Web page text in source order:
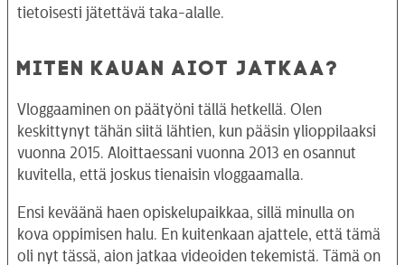
tietoisesti jätettävä taka-alalle.
MITEN KAUAN AIOT JATKAA?
Vloggaaminen on päätyöni tällä hetkellä. Olen
keskittynyt tähän siitä lähtien, kun pääsin ylioppilaaksi
vuonna 2015. Aloittaessani vuonna 2013 en osannut
kuvitella, että joskus tienaisin vloggaamalla.
Ensi keväänä haen opiskelupaikkaa, sillä minulla on
kova oppimisen halu. En kuitenkaan ajattele, että tämä
oli nyt tässä, aion jatkaa videoiden tekemistä. Tämä on